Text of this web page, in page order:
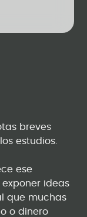
breves
estudios.
ese
ideas
que muchas
o dinero